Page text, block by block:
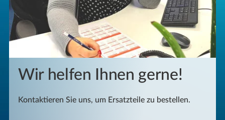
Wir helfen Ihnen gerne!
Kontaktieren Sie uns, um Ersatzteile zu bestellen.